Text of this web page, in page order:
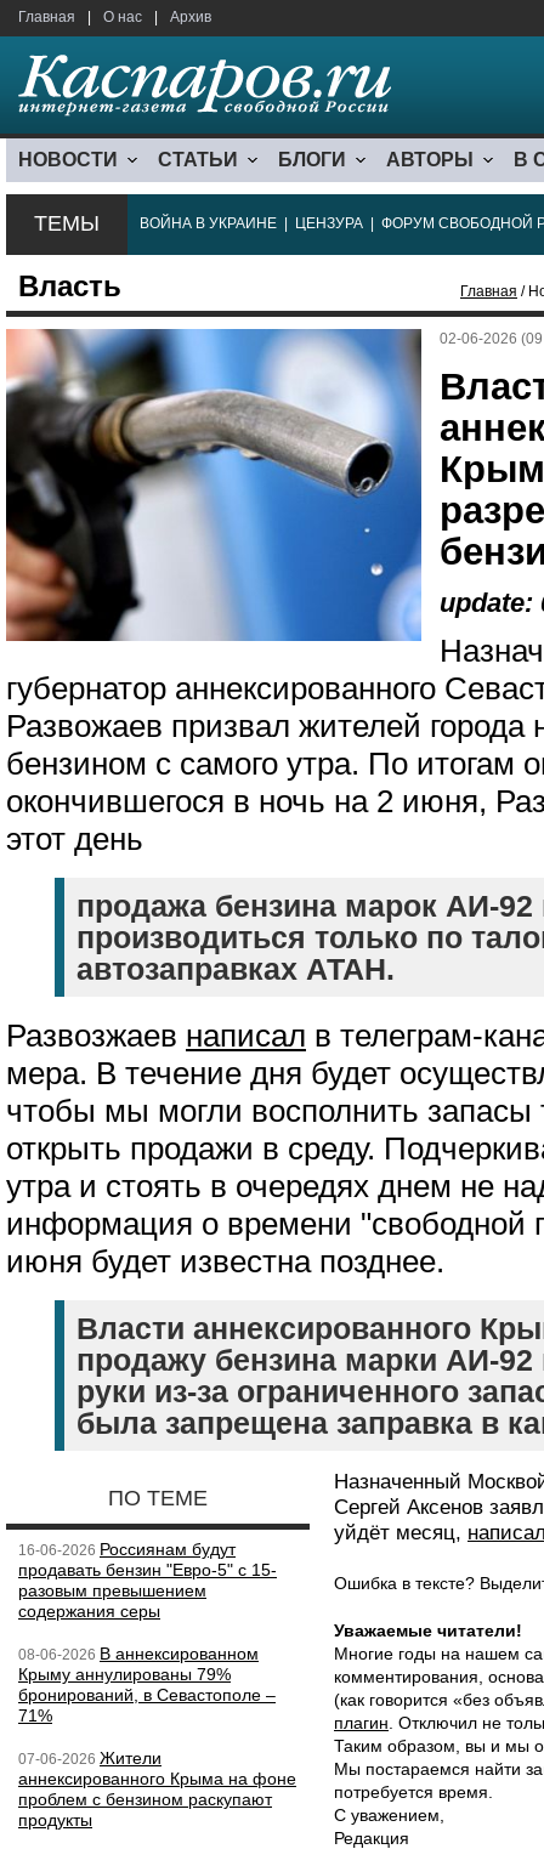
Главная О нас Архив
НОВОСТИ СТАТЬИ БЛОГИ АВТОРЫ В
ТЕМЫ ВОЙНА В УКРАИНЕ ЦЕНЗУРА ФОРУМ СВОБОДНОЙ
Власть Главная /
02-06-2026
update:
губернатор аннексированного
Развожаев призвал жителей города
бензином с самого утра. По итогам
окончившегося в ночь на 2 июня,
этот день
продажа бензина марок АИ-92
производиться только по
автозаправках АТАН.
Развозжаев написал в телеграм-
мера. В течение дня будет
чтобы мы могли восполнить
открыть продажи в среду.
утра и стоять в очередях днем не
информация о времени "свободной
июня будет известна позднее.
Власти аннексированного
продажу бензина марки АИ-92
руки из-за ограниченного
была запрещена заправка в
ПО ТЕМЕ
16-06-2026 Россиянам будут
продавать бензин "Евро-5" с 15-
разовым превышением
содержания серы
08-06-2026 В аннексированном
Крыму аннулированы 79%
бронирований, в Севастополе –
71%
07-06-2026 Жители
аннексированного Крыма на фоне
проблем с бензином раскупают
продукты
Назначенный
Сергей Аксенов
уйдёт месяц,
Ошибка в тексте?
Уважаемые читатели!
Многие годы на нашем
комментирования,
(как говорится «без
плагин . Отключил не
Таким образом, вы и мы
Мы постараемся найти
потребуется время.
С уважением,
Редакция